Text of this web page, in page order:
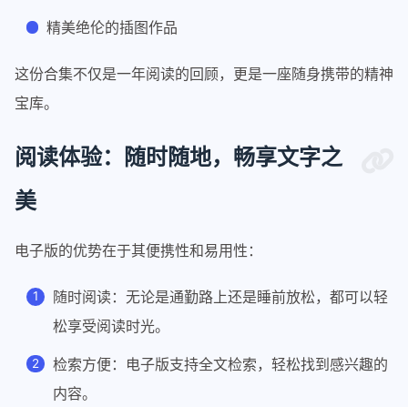
精美绝伦的插图作品
这份合集不仅是一年阅读的回顾，更是一座随身携带的精神
宝库。
阅读体验：随时随地，畅享文字之
美
电子版的优势在于其便携性和易用性：
随时阅读：无论是通勤路上还是睡前放松，都可以轻
松享受阅读时光。
检索方便：电子版支持全文检索，轻松找到感兴趣的
内容。